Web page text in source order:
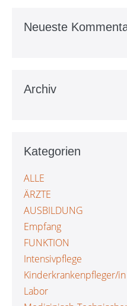
Neueste
Archiv
Kategorien
ALLE
ÄRZTE
AUSBILDUNG
Empfang
FUNKTION
Intensivpflege
Kinderkrankenpfleger/in
Labor